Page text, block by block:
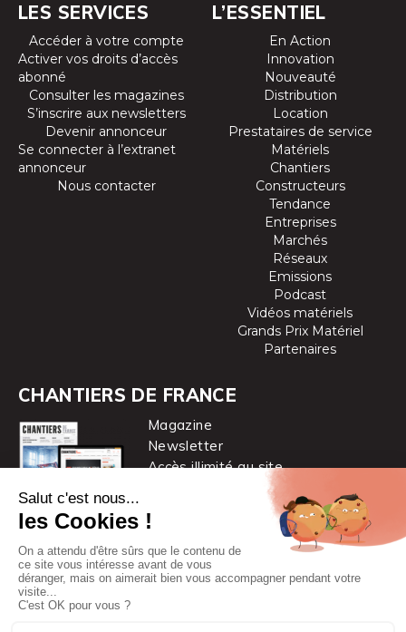
LES SERVICES
Accéder à votre compte
Activer vos droits d’accès
abonné
Consulter les magazines
S’inscrire aux newsletters
Devenir annonceur
Se connecter à l’extranet
annonceur
Nous contacter
L’ESSENTIEL
En Action
Innovation
Nouveauté
Distribution
Location
Prestataires de service
Matériels
Chantiers
Constructeurs
Tendance
Entreprises
Marchés
Réseaux
Emissions
Podcast
Vidéos matériels
Grands Prix Matériel
Partenaires
CHANTIERS DE FRANCE
Magazine
Newsletter
Accès illimité au site
Chantiers de France est une marque